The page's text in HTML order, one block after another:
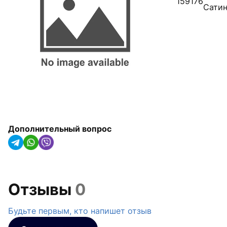
арматура
Радиаторы отопления,
конвекторы и
полотенцесушители
Трубная изоляция и крепления
Дополнительный вопрос
Сатин
Отзывы 0
Будьте первым, кто напишет отзыв